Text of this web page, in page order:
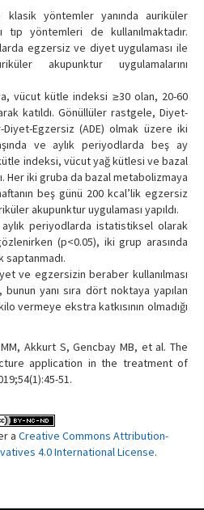
yöntemler yanında auriküler
tıp yöntemleri de kullanılmaktadır.
egzersiz ve diyet uygulaması ile
akupunktur uygulamalarını
vücut kütle indeksi ≥30 olan, 20-60
katıldı. Gönüllüler rastgele, Diyet-
Egzersiz (ADE) olmak üzere iki
ve aylık periyodlarda beş ay
indeksi, vücut yağ kütlesi ve bazal
Her iki gruba da bazal metabolizmaya
beş günü 200 kcal’lik egzersiz
akupunktur uygulaması yapıldı.
periyodlarda istatistiksel olarak
(p<0.05), iki grup arasında
saptanmadı.
ve egzersizin beraber kullanılması
yanı sıra dört noktaya yapılan
vermeye ekstra katkısının olmadığı
Akkurt S, Gencbay MB, et al. The
application in the treatment of
51.
a Creative Commons Attribution-
4.0 International License.